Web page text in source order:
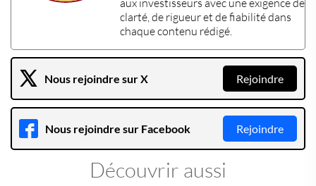
aux investisseurs avec une exigence de
clarté, de rigueur et de fiabilité dans
chaque contenu rédigé.
Nous rejoindre sur X Rejoindre
Nous rejoindre sur Facebook Rejoindre
Découvrir aussi